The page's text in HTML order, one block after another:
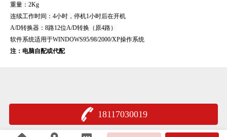
重量：2Kg
连续工作时间：4小时，停机1小时后在开机
A/D转换器：8路12位A/D转换（原4路）
软件系统适用于WINDOWS95/98/2000/XP操作系统
注：电脑自配或代配
18117030019